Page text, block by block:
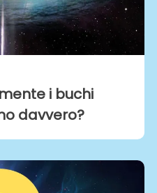
i buchi
davvero?